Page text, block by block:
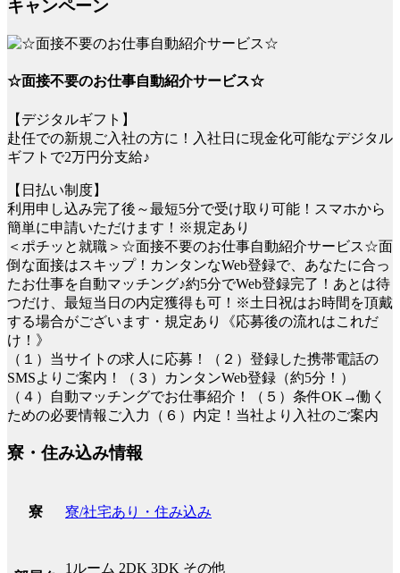
キャンペーン
☆面接不要のお仕事自動紹介サービス☆
【デジタルギフト】
赴任での新規ご入社の方に！入社日に現金化可能なデジタル
ギフトで2万円分支給♪
【日払い制度】
利用申し込み完了後～最短5分で受け取り可能！スマホから
簡単に申請いただけます！※規定あり
＜ポチッと就職＞☆面接不要のお仕事自動紹介サービス☆面
倒な面接はスキップ！カンタンなWeb登録で、あなたに合っ
たお仕事を自動マッチング♪約5分でWeb登録完了！あとは待
つだけ、最短当日の内定獲得も可！※土日祝はお時間を頂戴
する場合がございます・規定あり《応募後の流れはこれだ
け！》
（１）当サイトの求人に応募！（２）登録した携帯電話の
SMSよりご案内！（３）カンタンWeb登録（約5分！）
（４）自動マッチングでお仕事紹介！（５）条件OK→働く
ための必要情報ご入力（６）内定！当社より入社のご案内
寮・住み込み情報
寮 寮/社宅あり・住み込み
1ルーム 2DK 3DK その他